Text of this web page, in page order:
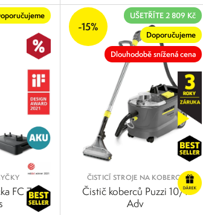
POROVNAT POROVNAT
FC 7
-15%
UŠETŘÍTE 2 809 Kč
Doporučujeme
Dlouhodobě snížená cena
ČISTICÍ STROJE NA KOBERCE
Čistič koberců Puzzi 10/1
Adv